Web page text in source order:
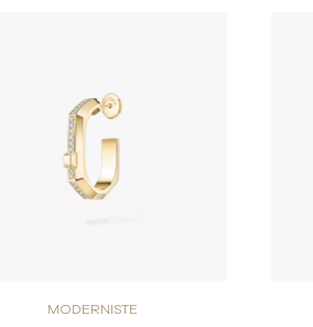
MODERNISTE